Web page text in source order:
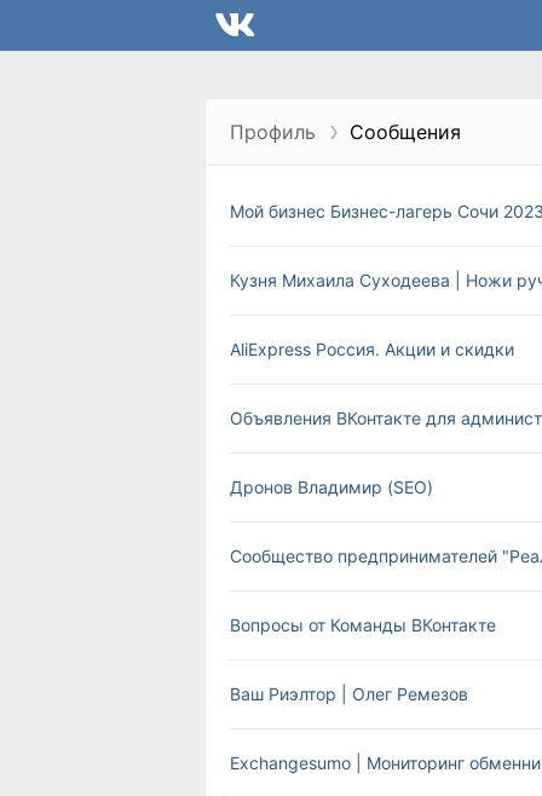
Профиль Сообщения
Мой бизнес Бизнес-лагерь Сочи
Кузня Михаила Суходеева | Ножи
AliExpress Россия. Акции и скидки
Объявления ВКонтакте для
Дронов Владимир (SEO)
Сообщество предпринимателей
Вопросы от Команды ВКонтакте
Ваш Риэлтор | Олег Ремезов
Exchangesumo | Мониторинг